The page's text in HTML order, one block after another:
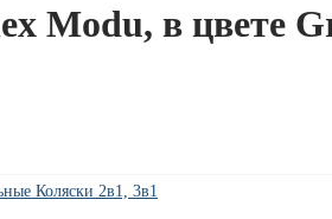
Modu, в цвете
Коляски 2в1, 3в1